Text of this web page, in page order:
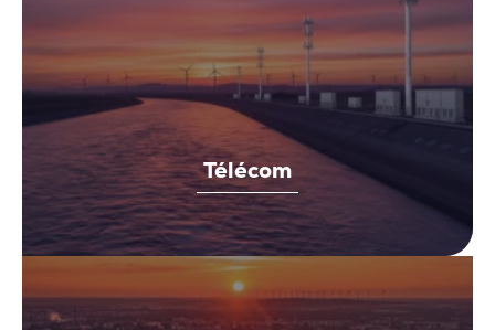
Télécom